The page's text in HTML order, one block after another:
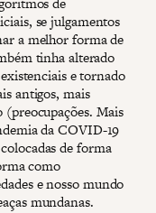
se julgamentos
a melhor forma de
tinha alterado
e tornado
antigos, mais
Mais
da COVID-19
de forma
como
e nosso mundo
mundanas.